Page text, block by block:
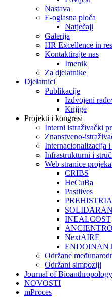
Nastava
E-oglasna ploča
Natječaji
Galerija
HR Excellence in
Kontaktirajte nas
Imenik
Za djelatnike
Djelatnici
Publikacije
Izdvojeni
Knjige
Projekti i kongresi
Interni istraživački
Znanstveno-
Internacionalizacija
Infrastrukturni i
Web stranice
CRIBS
HeCuBa
Pastlives
PREHISTRIA
SOLIDARAN
INEALCOST
NextAIRE
Održane
Održani simpoziji
Journal of Bioanthropology
NOVOSTI
mProces